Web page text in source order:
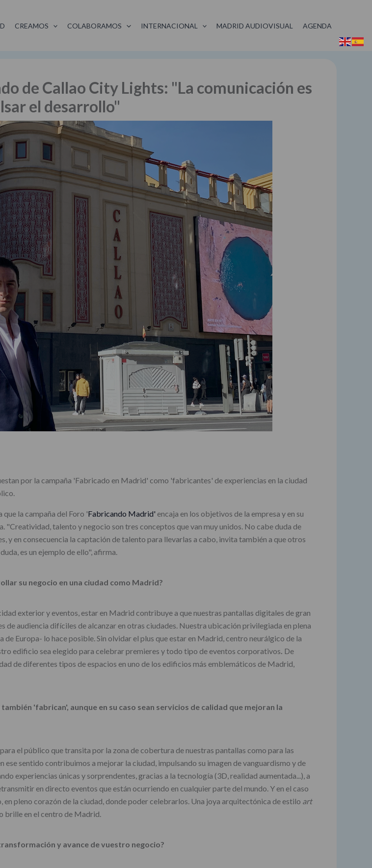
CREAMOS COLABORAMOS INTERNACIONAL MADRID AUDIOVISUAL AGENDA
de Callao City Lights: "La comunicación es
el desarrollo"
por la campaña 'Fabricado en Madrid' como 'fabricantes' de experiencias en la ciudad
que la campaña del Foro 'Fabricando Madrid' encaja en los objetivos de la empresa y en su
talento y negocio son tres conceptos que van muy unidos. No cabe duda de
y en consecuencia la captación de talento para llevarlas a cabo, invita también a que otros
es un ejemplo de ello", afirma.
su negocio en una ciudad como Madrid?
exterior y eventos, estar en Madrid contribuye a que nuestras pantallas digitales de gran
de audiencia difíciles de alcanzar en otras ciudades. Nuestra ubicación privilegiada en plena
Europa- lo hace posible. Sin olvidar el plus que estar en Madrid, centro neurálgico de la
edificio sea elegido para celebrar premieres y todo tipo de eventos corporativos. De
de diferentes tipos de espacios en uno de los edificios más emblemáticos de Madrid,
'fabrican', aunque en su caso sean servicios de calidad que mejoran la
el público que transita por la zona de cobertura de nuestras pantallas como para las
ese sentido contribuimos a mejorar la ciudad, impulsando su imagen de vanguardismo y de
experiencias únicas y sorprendentes, gracias a la tecnología (3D, realidad aumentada...), a
en directo eventos que están ocurriendo en cualquier parte del mundo. Y en el caso
en pleno corazón de la ciudad, donde poder celebrarlos. Una joya arquitectónica de estilo art
brille en el centro de Madrid.
y avance de vuestro negocio?